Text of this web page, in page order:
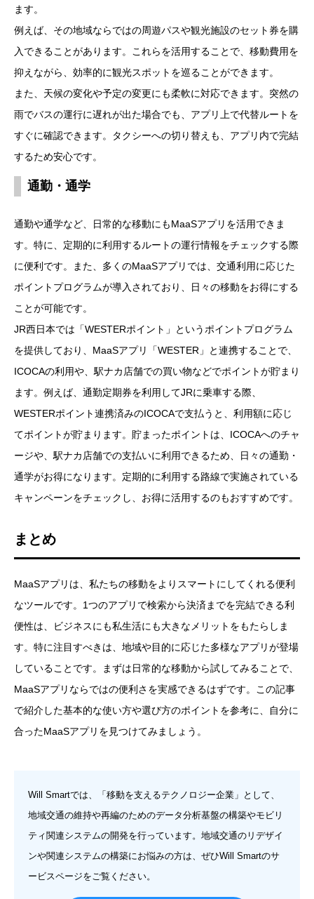
ます。
例えば、その地域ならではの周遊パスや観光施設のセット券を購
入できることがあります。これらを活用することで、移動費用を
抑えながら、効率的に観光スポットを巡ることができます。
また、天候の変化や予定の変更にも柔軟に対応できます。突然の
雨でバスの運行に遅れが出た場合でも、アプリ上で代替ルートを
すぐに確認できます。タクシーへの切り替えも、アプリ内で完結
するため安心です。
通勤・通学
通勤や通学など、日常的な移動にもMaaSアプリを活用できま
す。特に、定期的に利用するルートの運行情報をチェックする際
に便利です。また、多くのMaaSアプリでは、交通利用に応じた
ポイントプログラムが導入されており、日々の移動をお得にする
ことが可能です。
JR西日本では「WESTERポイント」というポイントプログラム
を提供しており、MaaSアプリ「WESTER」と連携することで、
ICOCAの利用や、駅ナカ店舗での買い物などでポイントが貯まり
ます。例えば、通勤定期券を利用してJRに乗車する際、
WESTERポイント連携済みのICOCAで支払うと、利用額に応じ
てポイントが貯まります。貯まったポイントは、ICOCAへのチャ
ージや、駅ナカ店舗での支払いに利用できるため、日々の通勤・
通学がお得になります。定期的に利用する路線で実施されている
キャンペーンをチェックし、お得に活用するのもおすすめです。
まとめ
MaaSアプリは、私たちの移動をよりスマートにしてくれる便利
なツールです。1つのアプリで検索から決済までを完結できる利
便性は、ビジネスにも私生活にも大きなメリットをもたらしま
す。特に注目すべきは、地域や目的に応じた多様なアプリが登場
していることです。まずは日常的な移動から試してみることで、
MaaSアプリならではの便利さを実感できるはずです。この記事
で紹介した基本的な使い方や選び方のポイントを参考に、自分に
合ったMaaSアプリを見つけてみましょう。
Will Smartでは、「移動を支えるテクノロジー企業」として、
地域交通の維持や再編のためのデータ分析基盤の構築やモビリ
ティ関連システムの開発を行っています。地域交通のリデザイ
ンや関連システムの構築にお悩みの方は、ぜひWill Smartのサ
ービスページをご覧ください。